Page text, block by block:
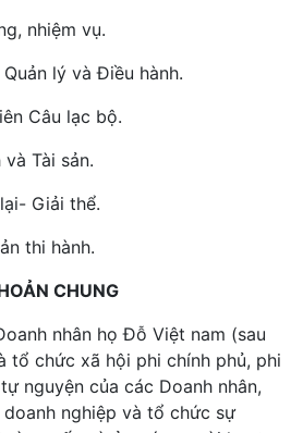
nhiệm vụ.
lý và Điều hành.
Câu lạc bộ.
Tài sản.
Giải thể.
thi hành.
CHUNG
nhân họ Đỗ Việt nam (sau
tổ chức xã hội phi chính phủ, phi
nguyện của các Doanh nhân,
nghiệp và tổ chức sự